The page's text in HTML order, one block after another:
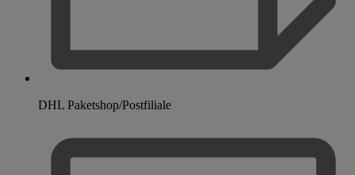
DHL Paketshop/Postfiliale